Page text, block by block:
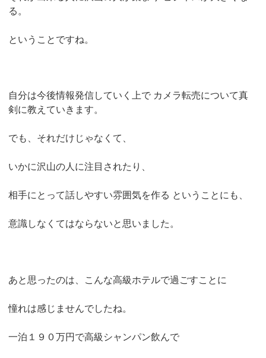
る。
ということですね。
自分は今後情報発信していく上で カメラ転売について真
剣に教えていきます。
でも、それだけじゃなくて、
いかに沢山の人に注目されたり、
相手にとって話しやすい雰囲気を作る ということにも、
意識しなくてはならないと思いました。
あと思ったのは、こんな高級ホテルで過ごすことに
憧れは感じませんでしたね。
一泊１９０万円で高級シャンパン飲んで